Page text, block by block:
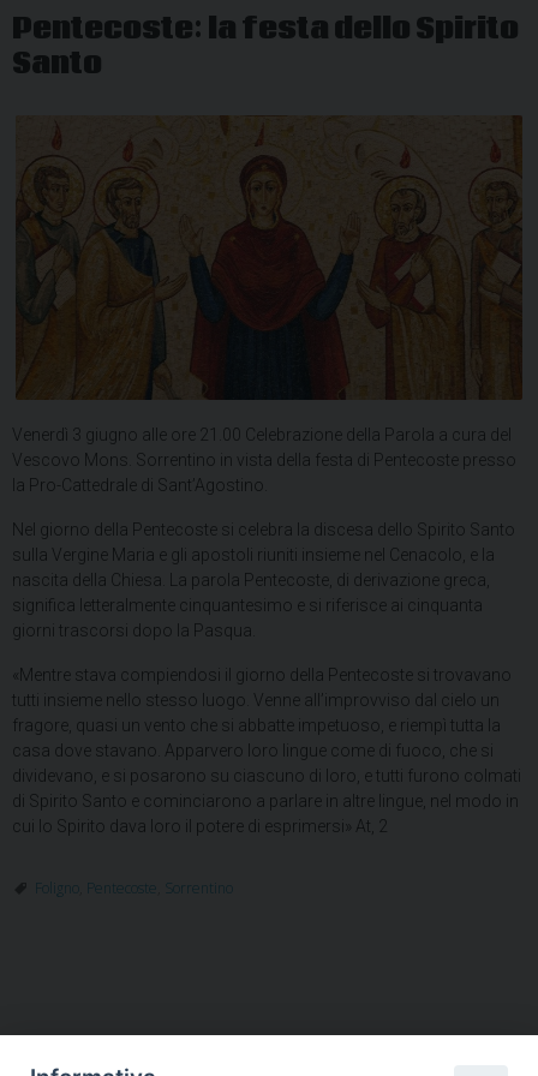
Pentecoste: la festa dello Spirito
Santo
Venerdì 3 giugno alle ore 21.00 Celebrazione della Parola a cura del
Vescovo Mons. Sorrentino in vista della festa di Pentecoste presso
la Pro-Cattedrale di Sant’Agostino.
Nel giorno della Pentecoste si celebra la discesa dello Spirito Santo
sulla Vergine Maria e gli apostoli riuniti insieme nel Cenacolo, e la
nascita della Chiesa. La parola Pentecoste, di derivazione greca,
significa letteralmente cinquantesimo e si riferisce ai cinquanta
giorni trascorsi dopo la Pasqua.
«Mentre stava compiendosi il giorno della Pentecoste si trovavano
tutti insieme nello stesso luogo. Venne all’improvviso dal cielo un
fragore, quasi un vento che si abbatte impetuoso, e riempì tutta la
casa dove stavano. Apparvero loro lingue come di fuoco, che si
dividevano, e si posarono su ciascuno di loro, e tutti furono colmati
di Spirito Santo e cominciarono a parlare in altre lingue, nel modo in
cui lo Spirito dava loro il potere di esprimersi» At, 2
Foligno Pentecoste Sorrentino